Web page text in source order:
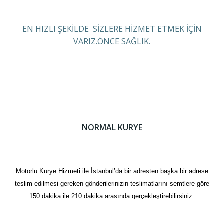
EN HIZLI ŞEKİLDE SİZLERE HİZMET ETMEK İÇİN
VARIZ.ÖNCE SAĞLIK.
NORMAL KURYE
Motorlu Kurye Hizmeti ile İstanbul’da bir adresten başka bir adrese
teslim edilmesi gereken gönderilerinizin teslimatlarını semtlere göre
150 dakika ile 210 dakika arasında gerçekleştirebilirsiniz.